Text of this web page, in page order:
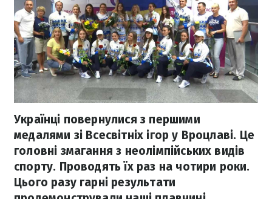
Українці повернулися з першими
медалями зі Всесвітніх ігор у Вроцлаві. Це
головні змагання з неолімпійських видів
спорту. Проводять їх раз на чотири роки.
Цього разу гарні результати